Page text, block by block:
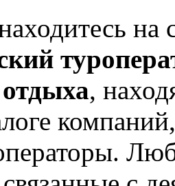
на
,